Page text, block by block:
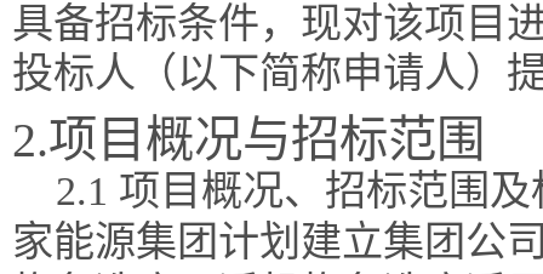
具备招标条件，现对该项目
投标人（以下简称申请人）
2.项目概况与招标范围
2.1 项目概况、招标范围
家能源集团计划建立集团公